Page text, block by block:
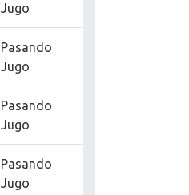
Jugo
Pasando
Jugo
Pasando
Jugo
Pasando
Jugo